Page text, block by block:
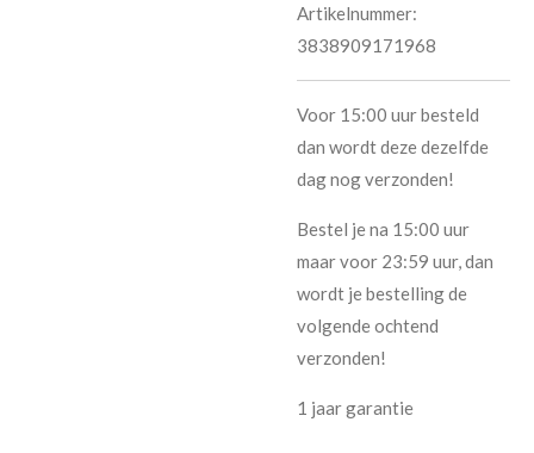
Artikelnummer:
3838909171968
Voor 15:00 uur besteld
dan wordt deze dezelfde
dag nog verzonden!
Bestel je na 15:00 uur
maar voor 23:59 uur, dan
wordt je bestelling de
volgende ochtend
verzonden!
1 jaar garantie